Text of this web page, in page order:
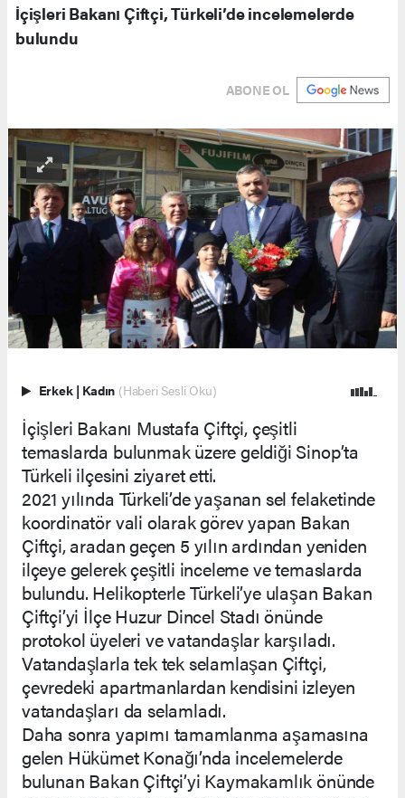
İçişleri Bakanı Çiftçi, Türkeli’de incelemelerde
bulundu
ABONE OL
Erkek | Kadın (Haberi Sesli Oku)
İçişleri Bakanı Mustafa Çiftçi, çeşitli
temaslarda bulunmak üzere geldiği Sinop’ta
Türkeli ilçesini ziyaret etti.
2021 yılında Türkeli’de yaşanan sel felaketinde
koordinatör vali olarak görev yapan Bakan
Çiftçi, aradan geçen 5 yılın ardından yeniden
ilçeye gelerek çeşitli inceleme ve temaslarda
bulundu. Helikopterle Türkeli’ye ulaşan Bakan
Çiftçi’yi İlçe Huzur Dincel Stadı önünde
protokol üyeleri ve vatandaşlar karşıladı.
Vatandaşlarla tek tek selamlaşan Çiftçi,
çevredeki apartmanlardan kendisini izleyen
vatandaşları da selamladı.
Daha sonra yapımı tamamlanma aşamasına
gelen Hükümet Konağı’nda incelemelerde
bulunan Bakan Çiftçi’yi Kaymakamlık önünde